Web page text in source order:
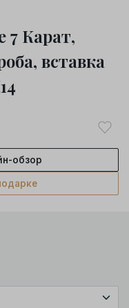
7 Карат,
вставка
обзор